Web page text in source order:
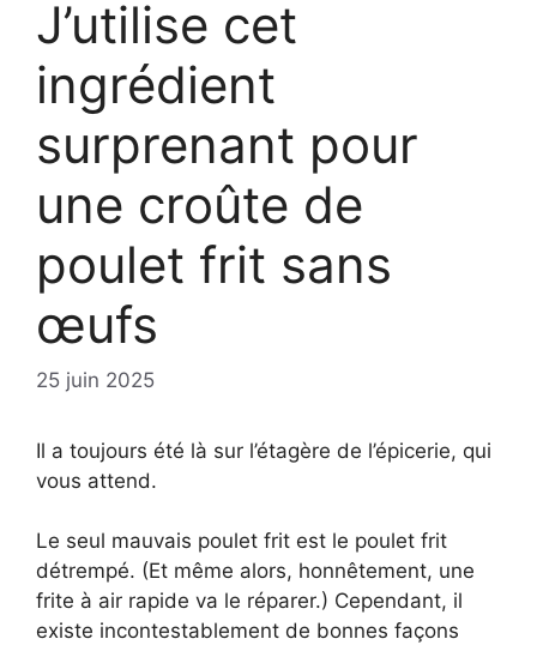
J’utilise cet
ingrédient
surprenant pour
une croûte de
poulet frit sans
œufs
25 juin 2025
Il a toujours été là sur l’étagère de l’épicerie, qui
vous attend.
Le seul mauvais poulet frit est le poulet frit
détrempé. (Et même alors, honnêtement, une
frite à air rapide va le réparer.) Cependant, il
existe incontestablement de bonnes façons